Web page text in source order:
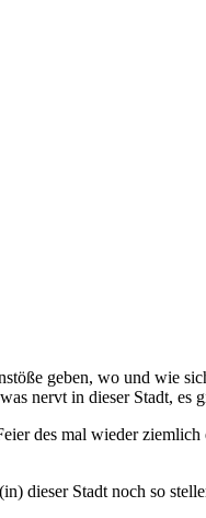
geben, wo und wie
nervt in dieser Stadt,
des mal wieder
dieser Stadt noch so